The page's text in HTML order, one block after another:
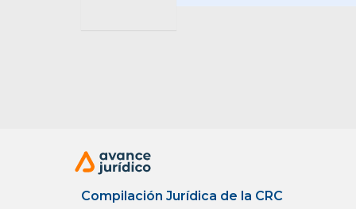
Que
Compilación Jurídica de la CRC